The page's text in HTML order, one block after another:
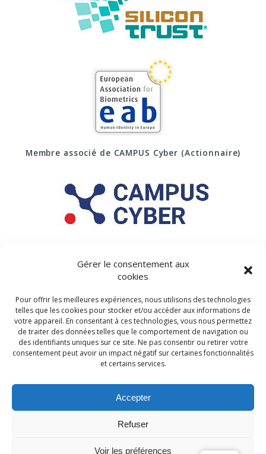
Gérer le consentement aux
cookies
Pour offrir les meilleures expériences, nous utilisons des technologies
telles que les cookies pour stocker et/ou accéder aux informations de
votre appareil. En consentant à ces technologies, vous nous permettez
de traiter des données telles que le comportement de navigation ou
des identifiants uniques sur ce site. Ne pas consentir ou retirer votre
consentement peut avoir un impact négatif sur certaines fonctionnalités
et certains services.
Accepter
Refuser
Voir les préférences
Membre associé de CAMPUS Cyber (Actionnaire)
© 2026 - Cabinet Louis Reynaud
N° SIRET 83373449400010 - RCS, Marseille 833 734 494
l'Union Européenne : 653313336513-67 Cabinet Louis Reynaud a
désigné un Délégué à la protection des données (DPO) auprès
de la CNIL sous le n° DPO-83957